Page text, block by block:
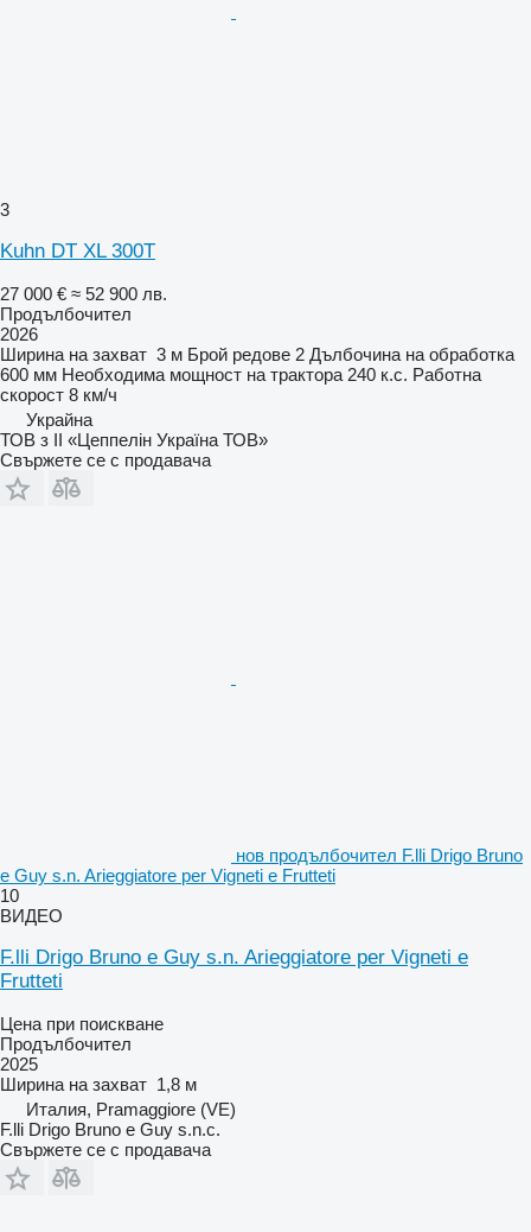
3
Kuhn DT XL 300T
27 000 € ≈ 52 900 лв.
Продълбочител
2026
Ширина на захват 3 м Брой редове 2 Дълбочина на обработка
600 мм Необходима мощност на трактора 240 к.с. Работна
скорост 8 км/ч
Украйна
ТОВ з ІІ «Цеппелін Україна ТОВ»
Свържете се с продавача
нов продълбочител F.lli Drigo Bruno
e Guy s.n. Arieggiatore per Vigneti e Frutteti
10
ВИДЕО
F.lli Drigo Bruno e Guy s.n. Arieggiatore per Vigneti e
Frutteti
Цена при поискване
Продълбочител
2025
Ширина на захват 1,8 м
Италия, Pramaggiore (VE)
F.lli Drigo Bruno e Guy s.n.c.
Свържете се с продавача